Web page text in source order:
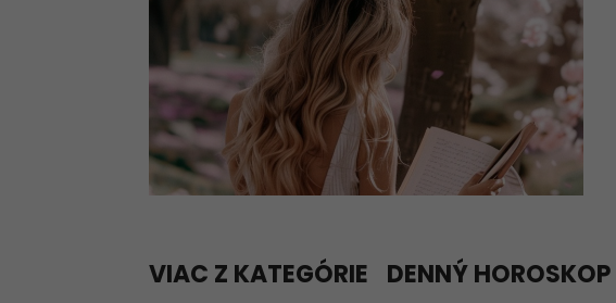
VIAC Z KATEGÓRIE DENNÝ HOROSKOP